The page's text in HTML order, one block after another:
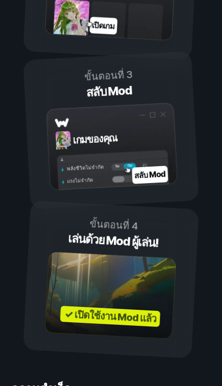
เปิดเกม
ขั้นตอนที่ 3
สลับ Mod
เกมของคุณ
เปิด
ปิด
พลังชีวิตไม่จำกัด
แรงไม่จำกัด สลับ Mod
ขั้นตอนที่ 4
เล่นด้วย Mod ผู้เล่น!
✓ เปิดใช้งาน Mod แล้ว